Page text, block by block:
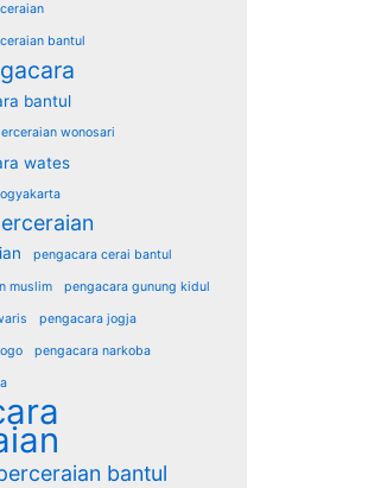
bantul
bantul
wonosari
wates
pengacara cerai bantul
muslim pengacara gunung kidul
pengacara jogja
pengacara narkoba
bantul